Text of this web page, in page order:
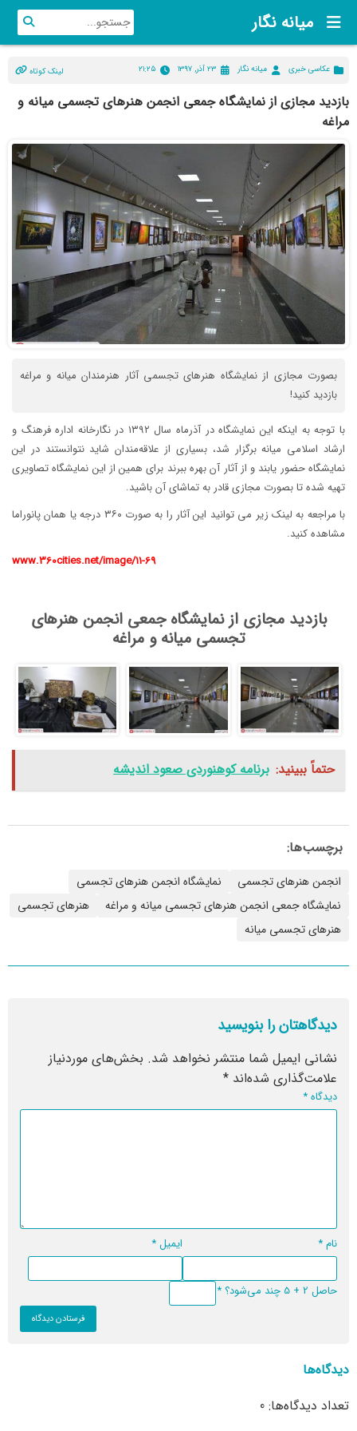
میانه نگار
عکاسی خبری میانه نگار ۲۳ آذر, ۱۳۹۷ ۲۱:۲۵ لینک کوتاه
بازدید مجازی از نمایشگاه جمعی انجمن هنرهای تجسمی میانه و
مراغه
بصورت مجازی از نمایشگاه هنرهای تجسمی آثار هنرمندان میانه و مراغه
بازدید کنید!
با توجه به اینکه این نمایشگاه در آذرماه سال ۱۳۹۲ در نگارخانه اداره فرهنگ و
ارشاد اسلامی میانه برگزار شد، بسیاری از علاقه‌مندان شاید نتوانستند در این
نمایشگاه حضور یابند و از آثار آن بهره ببرند برای همین از این نمایشگاه تصاویری
تهیه شده تا بصورت مجازی قادر به تماشای آن باشید.
با مراجعه به لینک زیر می توانید این آثار را به صورت ۳۶۰ درجه یا همان پانوراما
مشاهده کنید.
www.360cities.net/image/11-69
بازدید مجازی از نمایشگاه جمعی انجمن هنرهای
تجسمی میانه و مراغه
حتماً ببینید: برنامه کوهنوردی صعود اندیشه
برچسب‌ها:
انجمن هنرهای تجسمی
نمایشگاه انجمن هنرهای تجسمی
نمایشگاه جمعی انجمن هنرهای تجسمی میانه و مراغه
هنرهای تجسمی
هنرهای تجسمی میانه
دیدگاهتان را بنویسید
نشانی ایمیل شما منتشر نخواهد شد. بخش‌های موردنیاز
علامت‌گذاری شده‌اند *
دیدگاه*
نام* ایمیل*
حاصل 2 + 5 چند می‌شود؟ *
دیدگاه‌ها
تعداد دیدگاه‌ها: 0